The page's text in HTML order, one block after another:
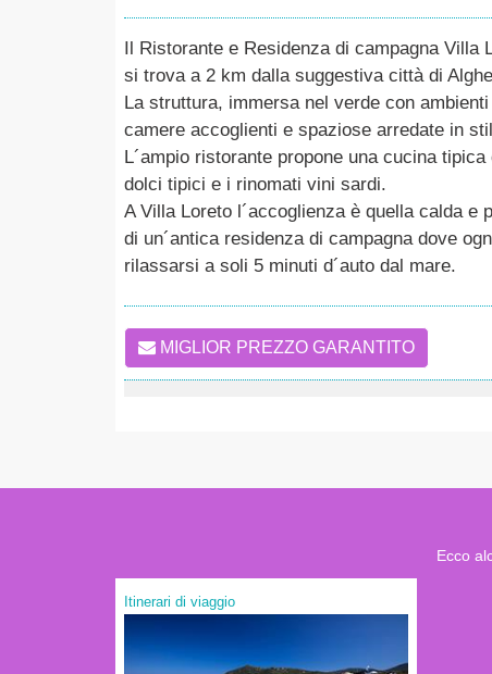
Il Ristorante e Residenza di campagna Villa
si trova a 2 km dalla suggestiva città di
La struttura, immersa nel verde con
camere accoglienti e spaziose arredate in
L´ampio ristorante propone una cucina
dolci tipici e i rinomati vini sardi.
A Villa Loreto l´accoglienza è quella calda e
di un´antica residenza di campagna dove
rilassarsi a soli 5 minuti d´auto dal mare.
MIGLIOR PREZZO GARANTITO
Ecco
Itinerari di viaggio